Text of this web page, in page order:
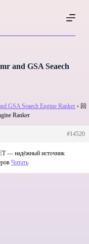
and GSA Seaech
GSA Seaech Engine Ranker › 回
Ranker
#14520
— надёжный источник
Читать